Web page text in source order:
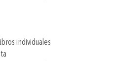
individuales